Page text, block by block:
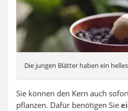
Die jungen Blätter haben ein
Sie können den Kern auch
pflanzen. Dafür benötigen Sie